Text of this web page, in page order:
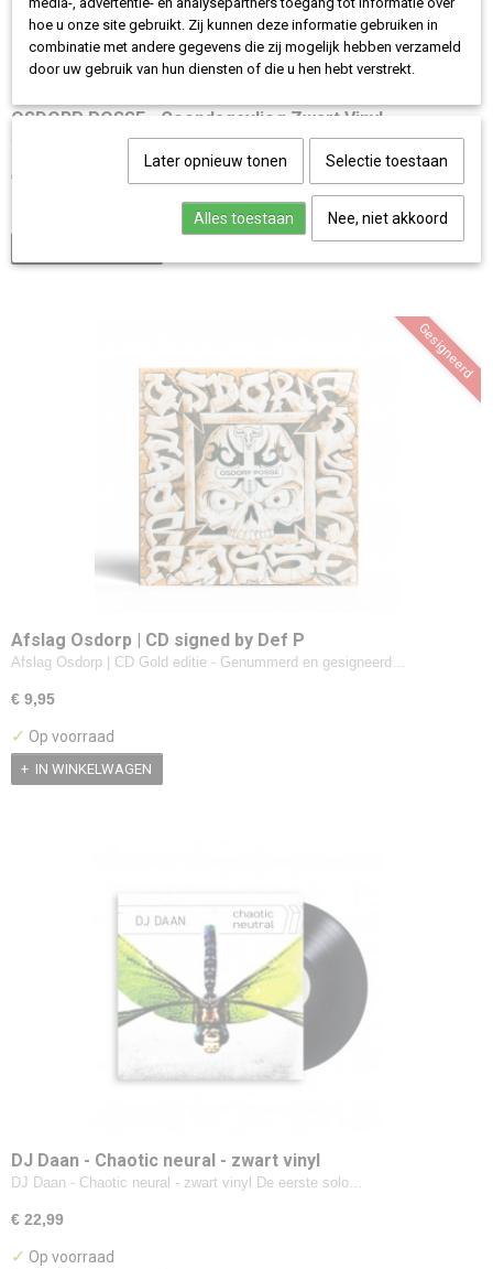
OSDORP POSSE - Geendagsvlieg Zwart Vinyl
OSDORP POSSE - Geendagsvlieg Zwart Vinyl PRE SALE EAN:…
€ 34,95
Gesigneerd
Afslag Osdorp | CD signed by Def P
Afslag Osdorp | CD Gold editie - Genummerd en gesigneerd…
€ 9,95
✓ Op voorraad
IN WINKELWAGEN
DJ Daan - Chaotic neural - zwart vinyl
DJ Daan - Chaotic neural - zwart vinyl De eerste solo…
€ 22,99
✓ Op voorraad
hoe u onze site gebruikt. Zij kunnen deze informatie gebruiken in
combinatie met andere gegevens die zij mogelijk hebben verzameld
door uw gebruik van hun diensten of die u hen hebt verstrekt.
Later opnieuw tonen Selectie toestaan
Alles toestaan Nee, niet akkoord